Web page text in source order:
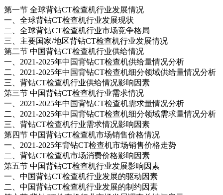
第一节 全球背钻CT检查机行业发展情况
一、全球背钻CT检查机行业发展现状
二、全球背钻CT检查机行业市场竞争格局
三、主要国家/地区背钻CT检查机行业发展情况
第二节 中国背钻CT检查机行业供给情况
一、2021-2025年中国背钻CT检查机供给量情况分析
二、2021-2025年中国背钻CT检查机细分领域供给量情况分析
三、背钻CT检查机行业供给情况影响因素
第三节 中国背钻CT检查机行业需求情况
一、2021-2025年中国背钻CT检查机需求量情况分析
二、2021-2025年中国背钻CT检查机细分领域需求量情况分析
三、背钻CT检查机行业需求情况影响因素
第四节 中国背钻CT检查机市场销售价格情况
一、2021-2025年背钻CT检查机市场销售价格走势
二、背钻CT检查机市场消费价格影响因素
第五节 中国背钻CT检查机行业发展影响因素
一、中国背钻CT检查机行业发展的驱动因素
二、中国背钻CT检查机行业发展的制约因素